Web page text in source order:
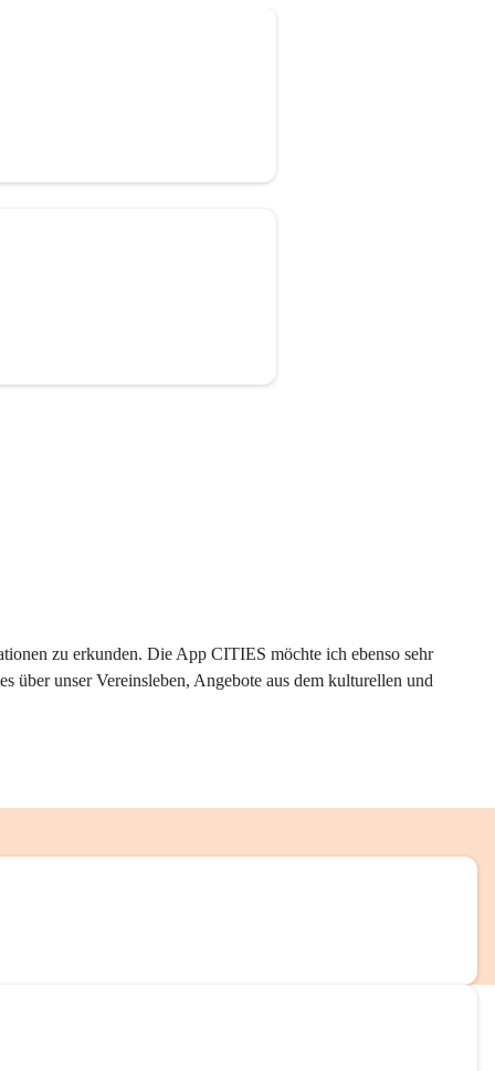
zu erkunden. Die App CITIES möchte ich ebenso sehr
über unser Vereinsleben, Angebote aus dem kulturellen und